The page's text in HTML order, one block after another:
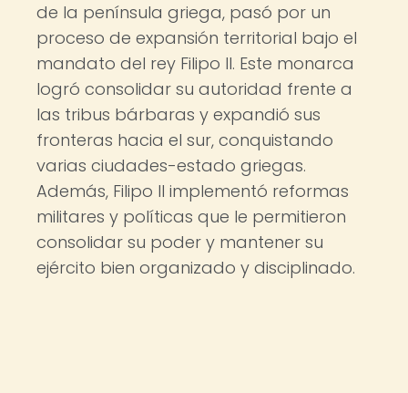
de la península griega, pasó por un
proceso de expansión territorial bajo el
mandato del rey Filipo II. Este monarca
logró consolidar su autoridad frente a
las tribus bárbaras y expandió sus
fronteras hacia el sur, conquistando
varias ciudades-estado griegas.
Además, Filipo II implementó reformas
militares y políticas que le permitieron
consolidar su poder y mantener su
ejército bien organizado y disciplinado.